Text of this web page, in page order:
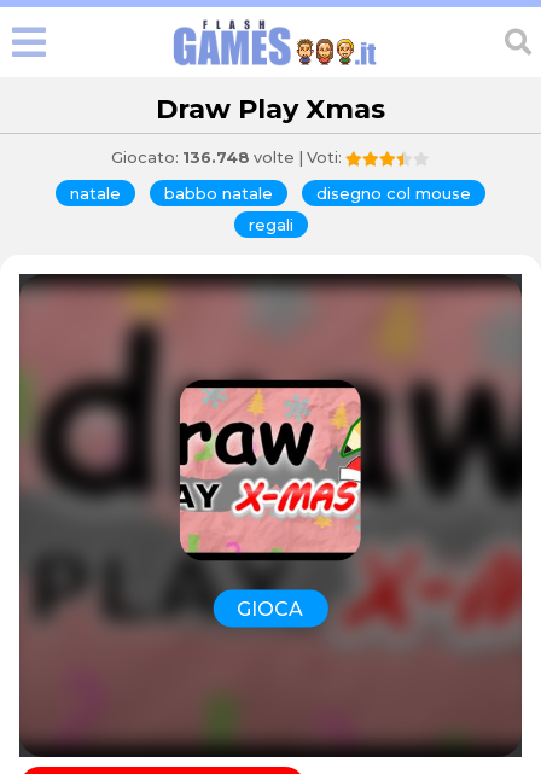
Draw Play Xmas
Giocato: 136.748 volte | Voti:
natale babbo natale
disegno col mouse
regali
GIOCA